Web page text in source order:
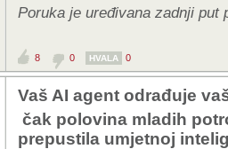
Poruka je uređivana zadnji put
8 0 HVALA 0
Vaš AI agent odrađuje
čak polovina mladih
prepustila umjetnoj